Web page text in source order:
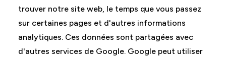
trouver notre site web, le temps que vous passez
sur certaines pages et d'autres informations
analytiques. Ces données sont partagées avec
d'autres services de Google. Google peut utiliser